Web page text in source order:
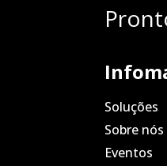
Soluções
Sobre nós
Eventos